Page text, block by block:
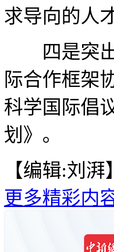
求导向的人
四是突出
际合作框架
科学国际倡
划》。
【编辑:刘湃】
更多精彩内